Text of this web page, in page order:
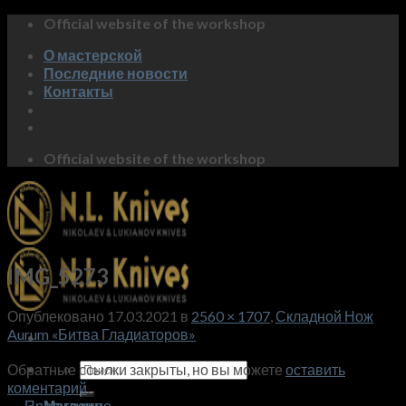
Skip
content
Official website of the workshop
О мастерской
Последние новости
Контакты
Official website of the workshop
Искать:
IMG_5273
Опублековано 17.03.2021 в 2560 × 1707, Складной Нож
Aurum «Битва Гладиаторов»
Обратные ссылки закрыты, но вы можете оставить
коментарий.